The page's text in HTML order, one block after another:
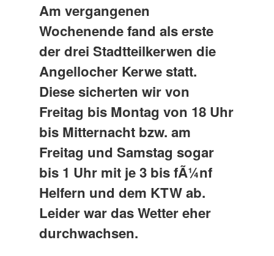
Am vergangenen
Wochenende fand als erste
der drei Stadtteilkerwen die
Angellocher Kerwe statt.
Diese sicherten wir von
Freitag bis Montag von 18 Uhr
bis Mitternacht bzw. am
Freitag und Samstag sogar
bis 1 Uhr mit je 3 bis fÃ¼nf
Helfern und dem KTW ab.
Leider war das Wetter eher
durchwachsen.